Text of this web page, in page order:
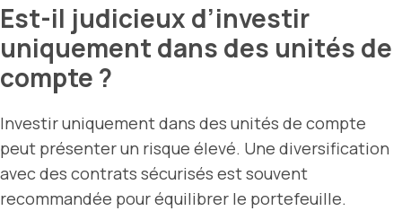
Est-il judicieux d’investir
uniquement dans des unités de
compte ?
Investir uniquement dans des unités de compte
peut présenter un risque élevé. Une diversification
avec des contrats sécurisés est souvent
recommandée pour équilibrer le portefeuille.